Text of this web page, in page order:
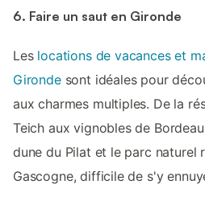
6. Faire un saut en Gironde
Les locations de vacances et
Girondesont idéales pour
aux charmes multiples. De la
Teich aux vignobles de
dune du Pilat et le parc naturel
Gascogne, difficile de s'y